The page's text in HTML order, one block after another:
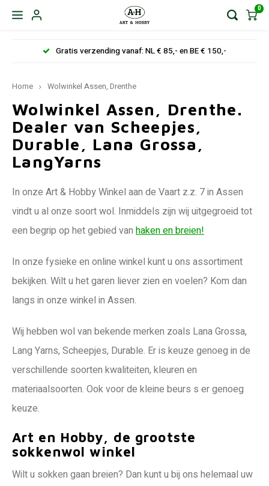
0
Gratis verzending vanaf: NL € 85,- en BE € 150,-
Home Wolwinkel Assen, Drenthe
Wolwinkel Assen, Drenthe.
Dealer van Scheepjes,
Durable, Lana Grossa,
LangYarns
In onze Art & Hobby Winkel aan de Vaart z.z. 7 in Assen
vindt u al onze soort wol. Inmiddels zijn wij uitgegroeid tot
een begrip op het gebied van haken en breien!
In onze fysieke en online winkel kunt u ons assortiment
bekijken. Wilt u het garen liever zien en voelen? Kom dan
langs in onze winkel in Assen.
Wij hebben wol van bekende merken zoals Lana Grossa,
Lang Yarns, Scheepjes, Durable. Er is keuze genoeg in de
verschillende soorten kwaliteiten, kleuren en
materiaalsoorten. Ook voor de kleine beurs s er genoeg
keuze.
Art en Hobby, de grootste
sokkenwol winkel
Wilt u sokken gaan breien? Dan kunt u bij ons helemaal uw